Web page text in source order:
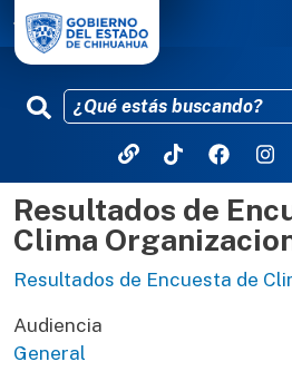
Resultados de
Clima
Resultados de Encuesta de
Audiencia
General